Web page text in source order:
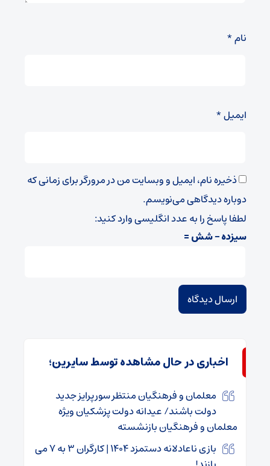
نام*
ایمیل*
ذخیره نام، ایمیل و وبسایت من در مرورگر برای زمانی که
دوباره دیدگاهی می‌نویسم.
لطفا پاسخ را به عدد انگلیسی وارد کنید:
سیزده − شش =
اخباری در حال مشاهده توسط سایرین؛
معلمان و فرهنگیان منتظر سورپرایز جدید
دولت باشند/ عیدانه دولت پزشکیان ویژه
معلمان و فرهنگیان بازنشسته
بازی ناعادلانه دستمزد ۱۴۰۴ | کارگران ۳ به ۷ می